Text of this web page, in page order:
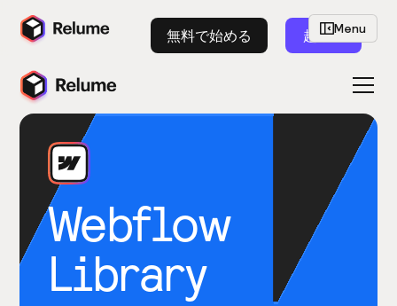
無料で始める 起動
Webflow
Library
Menu